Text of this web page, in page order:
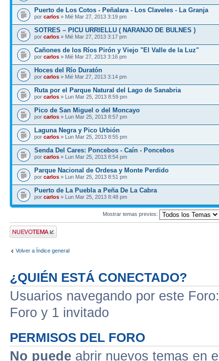
Puerto de Los Cotos - Peñalara - Los Claveles - La Granja
por carlos » Mié Mar 27, 2013 3:19 pm
SOTRES – PICU URRIELLU ( NARANJO DE BULNES )
por carlos » Mié Mar 27, 2013 3:17 pm
Cañones de los Ríos Pirón y Viejo "El Valle de la Luz"
por carlos » Mié Mar 27, 2013 3:16 pm
Hoces del Río Duratón
por carlos » Mié Mar 27, 2013 3:14 pm
Ruta por el Parque Natural del Lago de Sanabria
por carlos » Lun Mar 25, 2013 8:59 pm
Pico de San Miguel o del Moncayo
por carlos » Lun Mar 25, 2013 8:57 pm
Laguna Negra y Pico Urbión
por carlos » Lun Mar 25, 2013 8:55 pm
Senda Del Cares: Poncebos - Caín - Poncebos
por carlos » Lun Mar 25, 2013 8:54 pm
Parque Nacional de Ordesa y Monte Perdido
por carlos » Lun Mar 25, 2013 8:51 pm
Puerto de La Puebla a Peña De La Cabra
por carlos » Lun Mar 25, 2013 8:48 pm
Mostrar temas previos:
Publicar un nuevo
tema
Volver a Índice general
¿QUIÉN ESTÁ CONECTADO?
Usuarios navegando por este
Foro y 1 invitado
PERMISOS DEL FORO
No puede abrir nuevos temas en